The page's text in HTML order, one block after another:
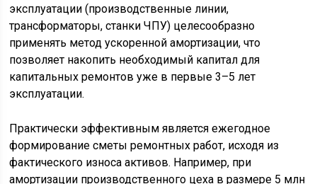
эксплуатации (производственные линии,
трансформаторы, станки ЧПУ) целесообразно
применять метод ускоренной амортизации, что
позволяет накопить необходимый капитал для
капитальных ремонтов уже в первые 3–5 лет
эксплуатации.
Практически эффективным является ежегодное
формирование сметы ремонтных работ, исходя из
фактического износа активов. Например, при
амортизации производственного цеха в размере 5 млн